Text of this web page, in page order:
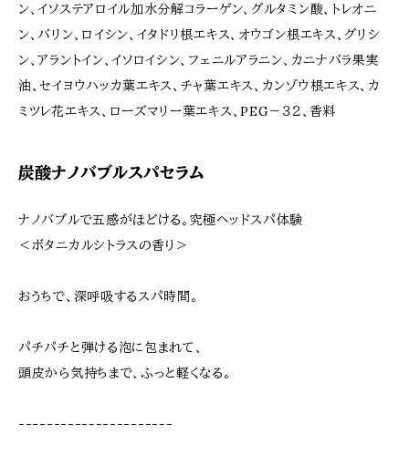
ン、イソステアロイル加水分解コラーゲン、グルタミン酸、トレオニ
ン、バリン、ロイシン、イタドリ根エキス、オウゴン根エキス、グリシ
ン、アラントイン、イソロイシン、フェニルアラニン、カニナバラ果実
油、セイヨウハッカ葉エキス、チャ葉エキス、カンゾウ根エキス、カ
ミツレ花エキス、ローズマリー葉エキス、PEG－３２、香料
炭酸ナノバブルスパセラム
ナノバブルで五感がほどける。究極ヘッドスパ体験
＜ボタニカルシトラスの香り＞
おうちで、深呼吸するスパ時間。
パチパチと弾ける泡に包まれて、
頭皮から気持ちまで、ふっと軽くなる。
----------------------